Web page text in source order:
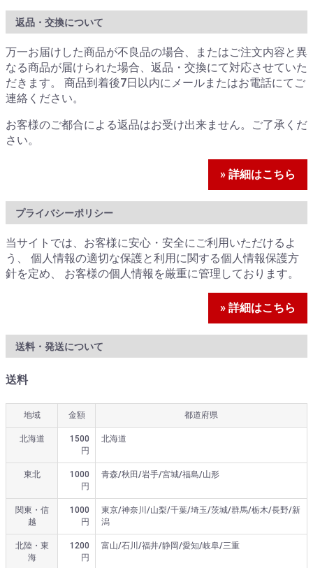
返品・交換について
万一お届けした商品が不良品の場合、またはご注文内容と異
なる商品が届けられた場合、返品・交換にて対応させていた
だきます。 商品到着後7日以内にメールまたはお電話にてご
連絡ください。
お客様のご都合による返品はお受け出来ません。ご了承くだ
さい。
» 詳細はこちら
プライバシーポリシー
当サイトでは、お客様に安心・安全にご利用いただけるよ
う、 個人情報の適切な保護と利用に関する個人情報保護方
針を定め、 お客様の個人情報を厳重に管理しております。
» 詳細はこちら
送料・発送について
送料
地域 金額 都道府県
北海道
1500
円
北海道
東北
1000
円
青森/秋田/岩手/宮城/福島/山形
関東・信
越
1000
円
東京/神奈川/山梨/千葉/埼玉/茨城/群馬/栃木/長野/新
潟
北陸・東
海
1200
円
富山/石川/福井/静岡/愛知/岐阜/三重